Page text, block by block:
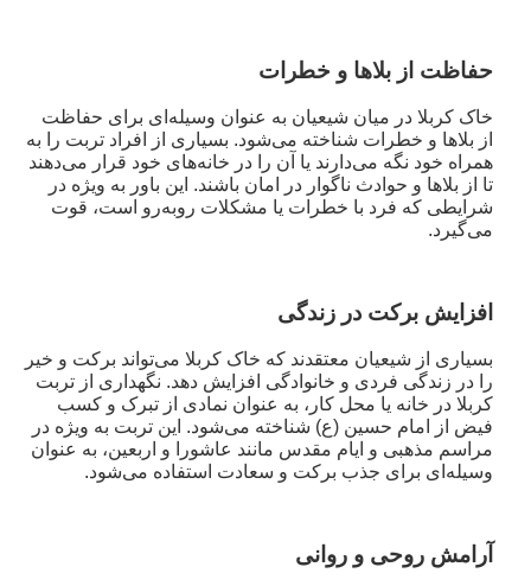
حفاظت از بلاها و خطرات
خاک کربلا در میان شیعیان به عنوان وسیله‌ای برای حفاظت
از بلاها و خطرات شناخته می‌شود. بسیاری از افراد تربت را به
همراه خود نگه می‌دارند یا آن را در خانه‌های خود قرار می‌دهند
تا از بلاها و حوادث ناگوار در امان باشند. این باور به ویژه در
شرایطی که فرد با خطرات یا مشکلات روبه‌رو است، قوت
می‌گیرد.
افزایش برکت در زندگی
بسیاری از شیعیان معتقدند که خاک کربلا می‌تواند برکت و خیر
را در زندگی فردی و خانوادگی افزایش دهد. نگهداری از تربت
کربلا در خانه یا محل کار، به عنوان نمادی از تبرک و کسب
فیض از امام حسین (ع) شناخته می‌شود. این تربت به ویژه در
مراسم مذهبی و ایام مقدس مانند عاشورا و اربعین، به عنوان
وسیله‌ای برای جذب برکت و سعادت استفاده می‌شود.
آرامش روحی و روانی